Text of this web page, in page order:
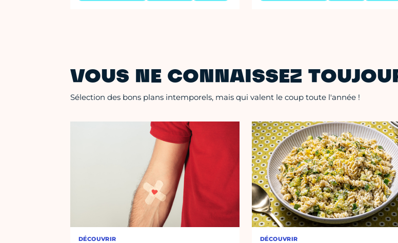
VOUS NE CONNAISSEZ
Sélection des bons plans intemporels, mais qui valent le coup toute l'année !
DÉCOUVRIR DÉCOUVRIR